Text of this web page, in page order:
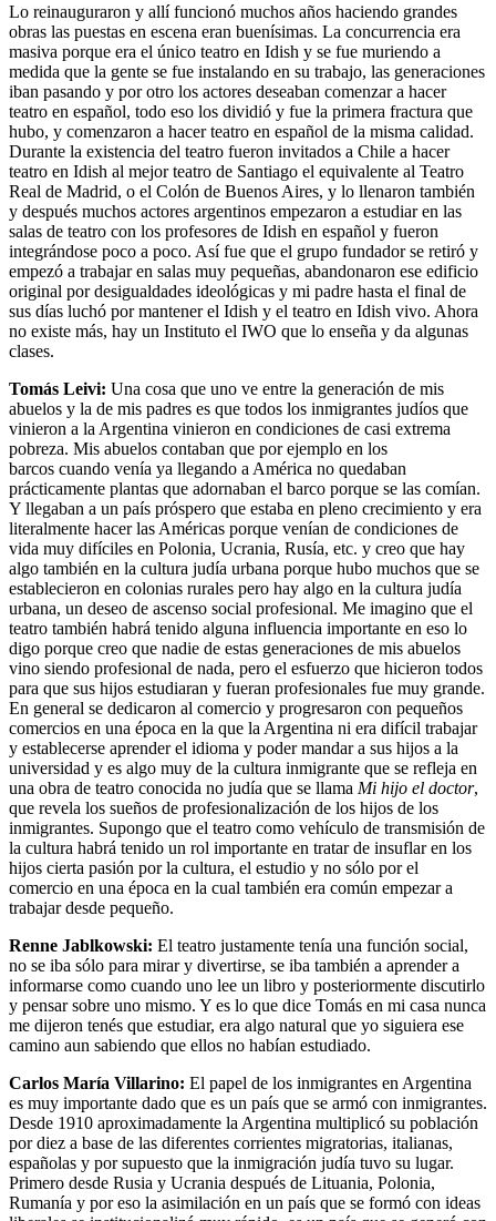
Lo reinauguraron y allí funcionó muchos años haciendo grandes
obras las puestas en escena eran buenísimas. La concurrencia era
masiva porque era el único teatro en Idish y se fue muriendo a
medida que la gente se fue instalando en su trabajo, las generaciones
iban pasando y por otro los actores deseaban comenzar a hacer
teatro en español, todo eso los dividió y fue la primera fractura que
hubo, y comenzaron a hacer teatro en español de la misma calidad.
Durante la existencia del teatro fueron invitados a Chile a hacer
teatro en Idish al mejor teatro de Santiago el equivalente al Teatro
Real de Madrid, o el Colón de Buenos Aires, y lo llenaron también
y después muchos actores argentinos empezaron a estudiar en las
salas de teatro con los profesores de Idish en español y fueron
integrándose poco a poco. Así fue que el grupo fundador se retiró y
empezó a trabajar en salas muy pequeñas, abandonaron ese edificio
original por desigualdades ideológicas y mi padre hasta el final de
sus días luchó por mantener el Idish y el teatro en Idish vivo. Ahora
no existe más, hay un Instituto el IWO que lo enseña y da algunas
clases.
Tomás Leivi: Una cosa que uno ve entre la generación de mis
abuelos y la de mis padres es que todos los inmigrantes judíos que
vinieron a la Argentina vinieron en condiciones de casi extrema
pobreza. Mis abuelos contaban que por ejemplo en los
barcos cuando venía ya llegando a América no quedaban
prácticamente plantas que adornaban el barco porque se las comían.
Y llegaban a un país próspero que estaba en pleno crecimiento y era
literalmente hacer las Américas porque venían de condiciones de
vida muy difíciles en Polonia, Ucrania, Rusía, etc. y creo que hay
algo también en la cultura judía urbana porque hubo muchos que se
establecieron en colonias rurales pero hay algo en la cultura judía
urbana, un deseo de ascenso social profesional. Me imagino que el
teatro también habrá tenido alguna influencia importante en eso lo
digo porque creo que nadie de estas generaciones de mis abuelos
vino siendo profesional de nada, pero el esfuerzo que hicieron todos
para que sus hijos estudiaran y fueran profesionales fue muy grande.
En general se dedicaron al comercio y progresaron con pequeños
comercios en una época en la que la Argentina ni era difícil trabajar
y establecerse aprender el idioma y poder mandar a sus hijos a la
universidad y es algo muy de la cultura inmigrante que se refleja en
una obra de teatro conocida no judía que se llama Mi hijo el doctor,
que revela los sueños de profesionalización de los hijos de los
inmigrantes. Supongo que el teatro como vehículo de transmisión de
la cultura habrá tenido un rol importante en tratar de insuflar en los
hijos cierta pasión por la cultura, el estudio y no sólo por el
comercio en una época en la cual también era común empezar a
trabajar desde pequeño.
Renne Jablkowski: El teatro justamente tenía una función social,
no se iba sólo para mirar y divertirse, se iba también a aprender a
informarse como cuando uno lee un libro y posteriormente discutirlo
y pensar sobre uno mismo. Y es lo que dice Tomás en mi casa nunca
me dijeron tenés que estudiar, era algo natural que yo siguiera ese
camino aun sabiendo que ellos no habían estudiado.
Carlos María Villarino: El papel de los inmigrantes en Argentina
es muy importante dado que es un país que se armó con inmigrantes.
Desde 1910 aproximadamente la Argentina multiplicó su población
por diez a base de las diferentes corrientes migratorias, italianas,
españolas y por supuesto que la inmigración judía tuvo su lugar.
Primero desde Rusia y Ucrania después de Lituania, Polonia,
Rumanía y por eso la asimilación en un país que se formó con ideas